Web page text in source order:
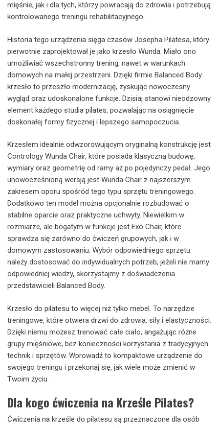
mięśnie, jak i dla tych, którzy powracają do zdrowia i potrzebują
kontrolowanego treningu rehabilitacyjnego.
Historia tego urządzenia sięga czasów Josepha Pilatesa, który
pierwotnie zaprojektował je jako krzesło Wunda. Miało ono
umożliwiać wszechstronny trening, nawet w warunkach
domowych na małej przestrzeni. Dzięki firmie Balanced Body
krzesło to przeszło modernizację, zyskując nowoczesny
wygląd oraz udoskonalone funkcje. Dzisiaj stanowi nieodzowny
element każdego studia pilates, pozwalając na osiągnięcie
doskonałej formy fizycznej i lepszego samopoczucia.
Krzesłem idealnie odwzorowującym oryginalną konstrukcję jest
Contrology Wunda Chair, które posiada klasyczną budowę,
wymiary oraz geometrię od ramy aż po pojedynczy pedał. Jego
unowocześnioną wersją jest Wunda Chair z najszerszym
zakresem oporu spośród tego typu sprzętu treningowego.
Dodatkowo ten model można opcjonalnie rozbudować o
stabilne oparcie oraz praktyczne uchwyty. Niewielkim w
rozmiarze, ale bogatym w funkcje jest Exo Chair, które
sprawdza się zarówno do ćwiczeń grupowych, jak i w
domowym zastosowaniu. Wybór odpowiedniego sprzętu
należy dostosować do indywidualnych potrzeb, jeżeli nie mamy
odpowiedniej wiedzy, skorzystajmy z doświadczenia
przedstawicieli Balanced Body.
Krzesło do pilatesu to więcej niż tylko mebel. To narzędzie
treningowe, które otwiera drzwi do zdrowia, siły i elastyczności.
Dzięki niemu możesz trenować całe ciało, angażując różne
grupy mięśniowe, bez konieczności korzystania z tradycyjnych
technik i sprzętów. Wprowadź to kompaktowe urządzenie do
swojego treningu i przekonaj się, jak wiele może zmienić w
Twoim życiu.
Dla kogo ćwiczenia na Krześle Pilates?
Ćwiczenia na krześle do pilatesu są przeznaczone dla osób